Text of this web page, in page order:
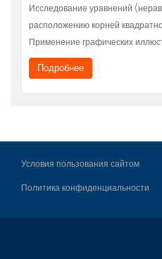
Исследование уравнений
расположению корней
Применение графических
Подробнее
Условия пользования сайтом
Политика конфиденциальности